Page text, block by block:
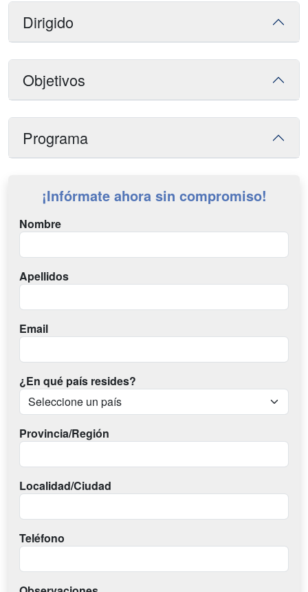
Dirigido
Objetivos
Programa
¡Infórmate ahora sin compromiso!
Nombre
Apellidos
Email
¿En qué país resides?
Provincia/Región
Localidad/Ciudad
Teléfono